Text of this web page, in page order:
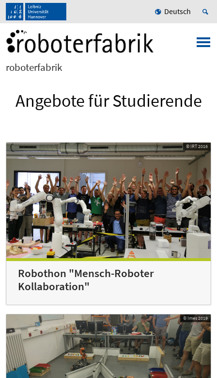
Deutsch
roboterfabrik
Angebote für Studierende
© IRT 2016
Robothon "Mensch-Roboter
Kollaboration"
© Imes 2019